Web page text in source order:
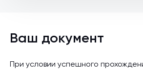
Ваш документ
При условии успешного